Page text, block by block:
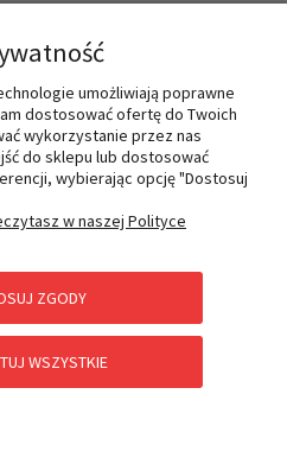
NAS
I DOSTAWA
umożliwiają poprawne
dostosować ofertę do Twoich
wykorzystanie przez nas
do sklepu lub dostosować
wybierając opcję "Dostosuj
w naszej Polityce
ZGODY
WSZYSTKIE